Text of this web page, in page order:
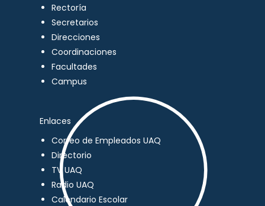
Rectoría
Secretarios
Direcciones
Coordinaciones
Facultades
Campus
Enlaces
Correo de Empleados UAQ
Directorio
TV UAQ
Radio UAQ
Calendario Escolar